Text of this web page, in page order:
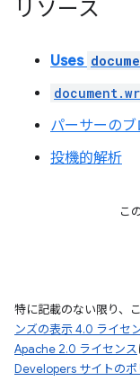
リソース
Uses
パーサーの
投機的解析
こ
特に記載のない限り、
ンズの表示 4.0 ライセ
Apache 2.0 ライセンス
Developers サイトのポ